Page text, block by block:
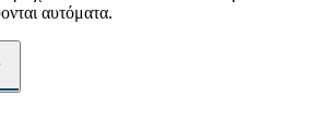
αυτόματα.